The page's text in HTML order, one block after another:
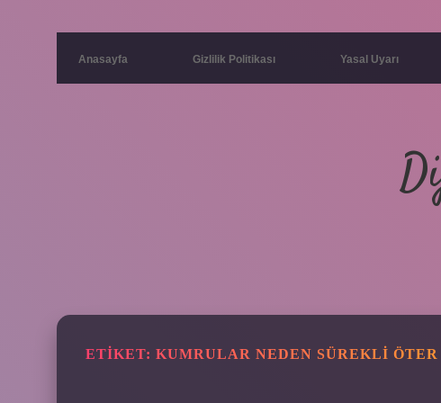
Anasayfa Gizlilik Politikası Yasal Uyarı
ETIKET: KUMRULAR NEDEN SÜREKLI ÖTER